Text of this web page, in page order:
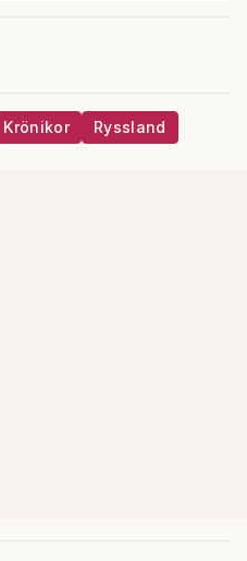
Krönikor Ryssland